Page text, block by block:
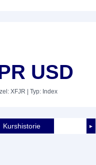
USD
XFJR | Typ: Index
►
Kurshistorie